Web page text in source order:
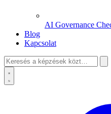
AI Governance
Blog
Kapcsolat